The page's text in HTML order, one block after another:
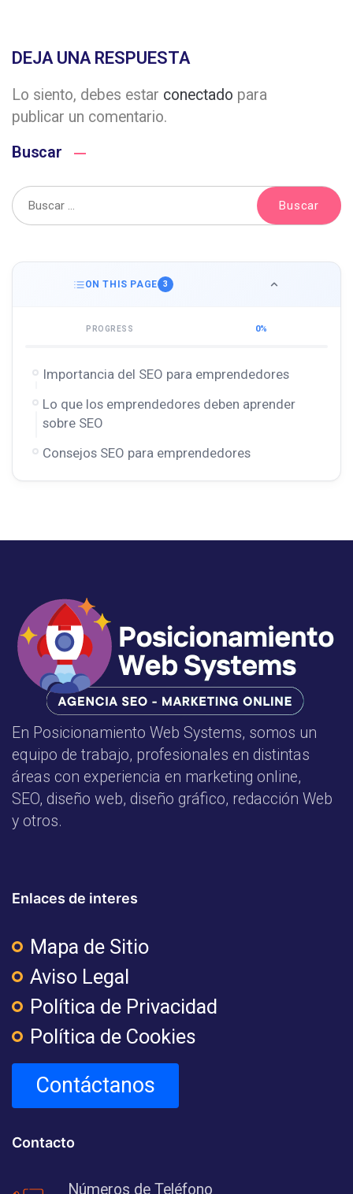
DEJA UNA RESPUESTA
Lo siento, debes estar conectado para
publicar un comentario.
Buscar
ON THIS PAGE 3
PROGRESS 0%
Importancia del SEO para emprendedores
Lo que los emprendedores deben aprender
sobre SEO
Consejos SEO para emprendedores
En Posicionamiento Web Systems, somos un
equipo de trabajo, profesionales en distintas
áreas con experiencia en marketing online,
SEO, diseño web, diseño gráfico, redacción Web
y otros.
Enlaces de interes
Mapa de Sitio
Aviso Legal
Política de Privacidad
Política de Cookies
Contáctanos
Contacto
Números de Teléfono